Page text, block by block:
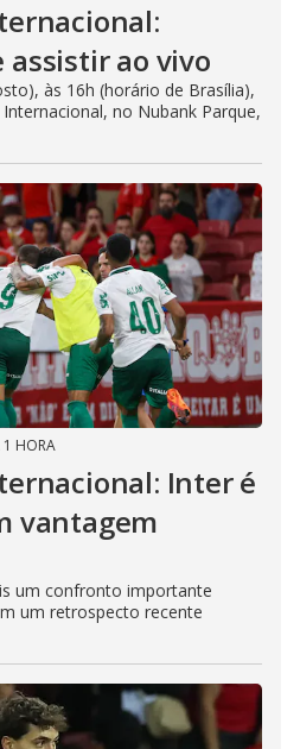
assistir ao vivo
às 16h (horário de Brasília),
no Nubank Parque,
1 HORA
Inter é
vantagem
um confronto importante
um retrospecto recente